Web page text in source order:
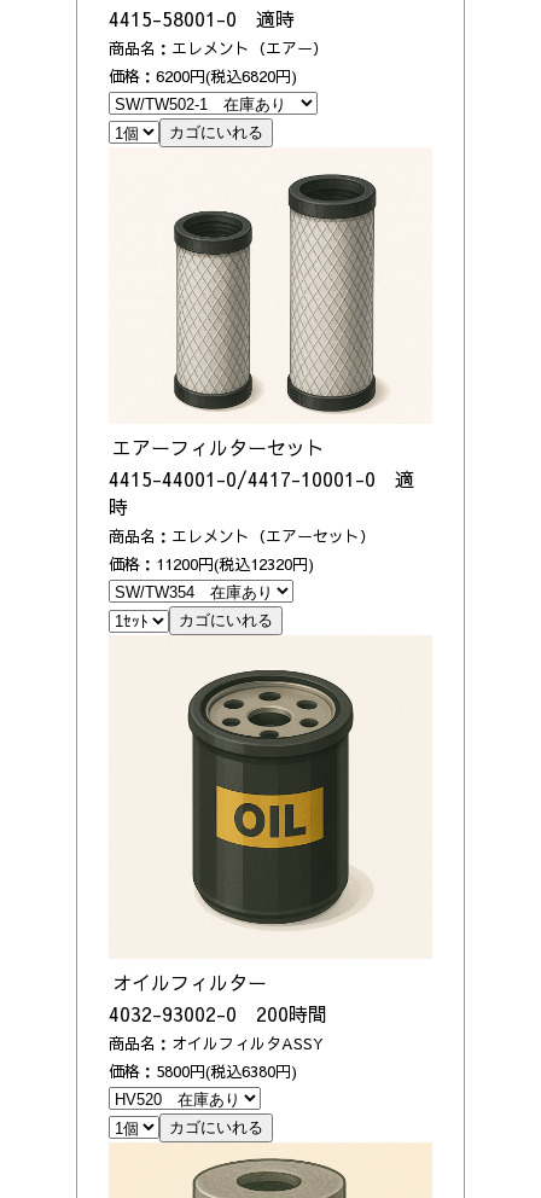
4415-58001-0 適時
商品名：エレメント（エアー）
価格：6200円(税込6820円)
エアーフィルターセット
4415-44001-0/4417-10001-0 適
時
商品名：エレメント（エアーセット）
価格：11200円(税込12320円)
オイルフィルター
4032-93002-0 200時間
商品名：オイルフィルタASSY
価格：5800円(税込6380円)